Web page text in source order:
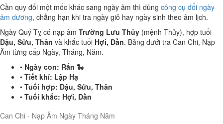
Cần quy đổi một mốc khác sang ngày âm thì dùng công cụ đổi ngày
âm dương, chẳng hạn khi tra ngày giỗ hay ngày sinh theo âm lịch.
Ngày Quý Tỵ có nạp âm Trường Lưu Thủy (mệnh Thủy), hợp tuổi
Dậu, Sửu, Thân và khắc tuổi Hợi, Dần. Bảng dưới tra Can Chi, Nạp
Âm từng cấp Ngày, Tháng, Năm.
• Ngày con: Rắn 🐍
• Tiết khí: Lập Hạ
• Tuổi hợp: Dậu, Sửu, Thân
• Tuổi khắc: Hợi, Dần
Can Chi - Nạp Âm Ngày Tháng Năm